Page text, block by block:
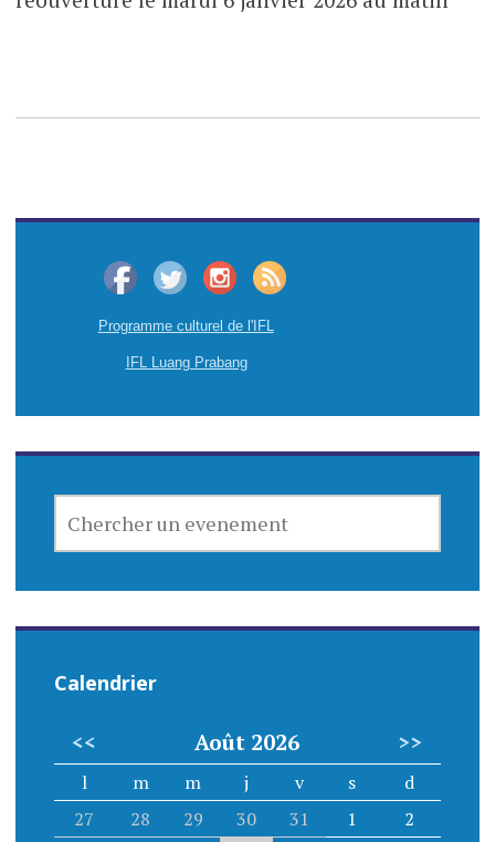
Programme culturel de l'IFL
IFL Luang Prabang
UN
Calendrier
<< Août 2026 >>
l m m j v s
d
27
28 29 30 31 1
2